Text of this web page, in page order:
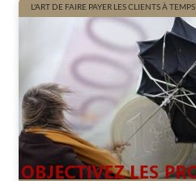
L'ART DE FAIRE PAYER LES CLIENTS À TEMPS